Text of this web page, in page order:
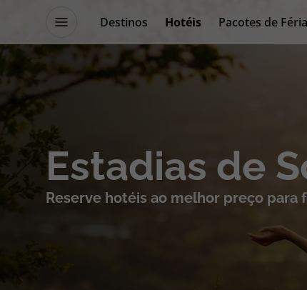
Destinos Hotéis
Pacotes de
Promoções
Blog TopViagens
Destinos
Voos
Estadias de
Reserve hotéis ao melhor preço para